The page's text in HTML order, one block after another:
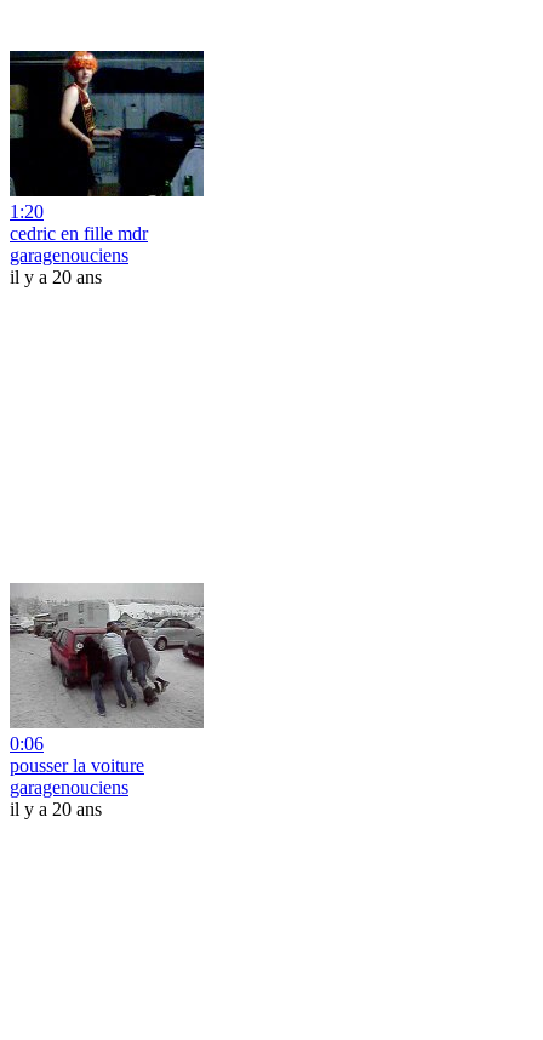
1:20
cedric en fille mdr
garagenouciens
il y a 20 ans
0:06
pousser la voiture
garagenouciens
il y a 20 ans